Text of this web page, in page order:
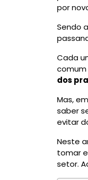
por
Sendo
Cada
comum
dos
Mas,
saber
evitar
Neste
tomar
setor.